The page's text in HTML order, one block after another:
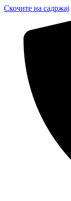
Скочите на садржај